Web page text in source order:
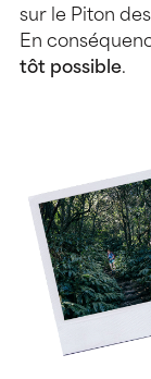
sur le Piton
En
tôt possible.